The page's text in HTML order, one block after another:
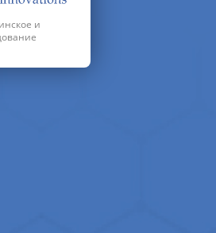
и